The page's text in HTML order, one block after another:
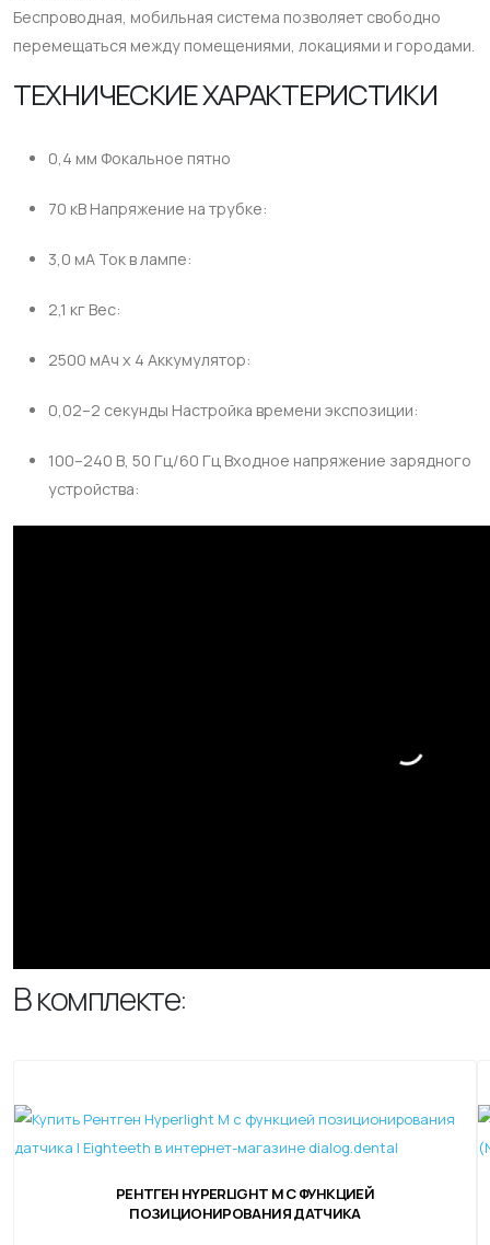
Беспроводная, мобильная система позволяет свободно
перемещаться между помещениями, локациями и городами.
ТЕХНИЧЕСКИЕ ХАРАКТЕРИСТИКИ
0,4 мм Фокальное пятно
70 кВ Напряжение на трубке:​
3,0 мА Ток в лампе:​
2,1 кг Вес:​
2500 мАч x 4 Аккумулятор:​
0,02–2 секунды Настройка времени экспозиции:​
100–240 В, 50 Гц/60 Гц Входное напряжение зарядного
устройства:
В комплекте:
РЕНТГЕН HYPERLIGHT M С ФУНКЦИЕЙ
ПОЗИЦИОНИРОВАНИЯ ДАТЧИКА